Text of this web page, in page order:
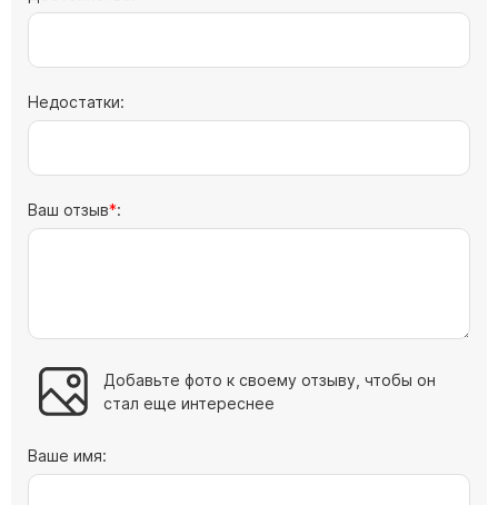
Недостатки:
Ваш отзыв :
Добавьте фото к своему отзыву, чтобы он
стал еще интереснее
Ваше имя: